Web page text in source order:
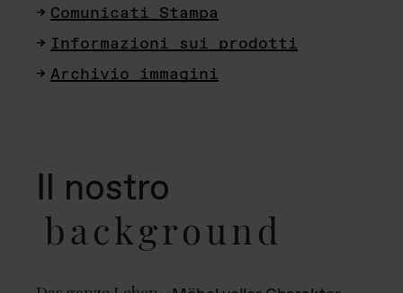
Comunicati Stampa
Informazioni sui prodotti
Archivio immagini
Il nostro
background